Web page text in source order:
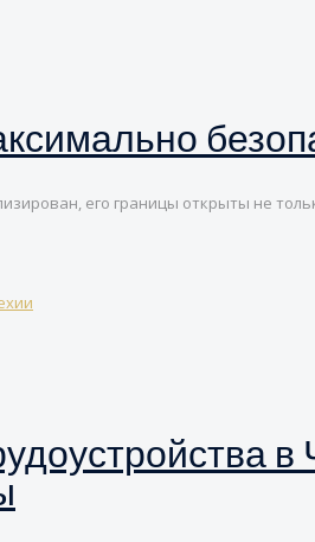
его границы открыты не